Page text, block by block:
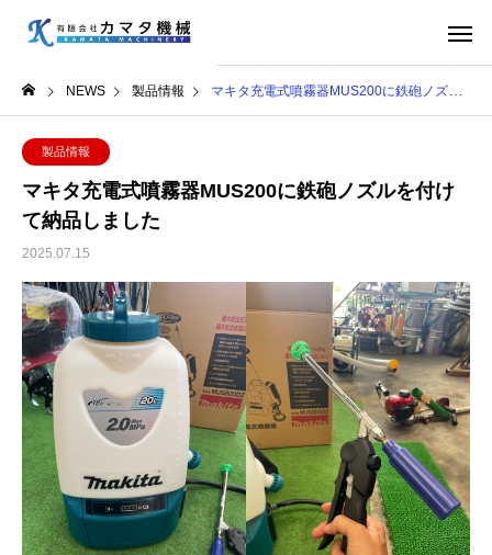
NEWS 製品情報 マキタ充電式噴霧器MUS200に鉄砲ノズルを付けて納品しました
製品情報
マキタ充電式噴霧器MUS200に鉄砲ノズルを付け
て納品しました
2025.07.15